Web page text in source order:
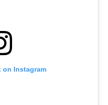
on Instagram